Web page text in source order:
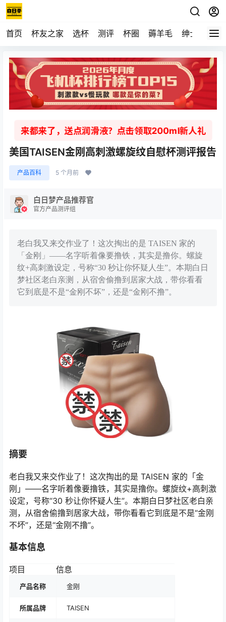
首页 杯友之家 选杯 测评 杯圈 薅羊毛 绅士 视频
来都来了，送点润滑液？点击领取200ml新人礼
美国TAISEN金刚高刺激螺旋纹自慰杯测评报告
产品百科 5 个月前
白日梦产品推荐官
官方产品测评组
老白我又来交作业了！这次掏出的是 TAISEN 家的
「金刚」——名字听着像要撸铁，其实是撸你。螺旋
纹+高刺激设定，号称“30 秒让你怀疑人生”。本期白日
梦社区老白亲测，从宿舍偷撸到居家大战，带你看看
它到底是不是“金刚不坏”，还是“金刚不撸”。
摘要
老白我又来交作业了！这次掏出的是 TAISEN 家的「金
刚」——名字听着像要撸铁，其实是撸你。螺旋纹+高刺激
设定，号称“30 秒让你怀疑人生”。本期白日梦社区老白亲
测，从宿舍偷撸到居家大战，带你看看它到底是不是“金刚
不坏”，还是“金刚不撸”。
基本信息
项目 信息
产品名称 金刚
所属品牌 TAISEN